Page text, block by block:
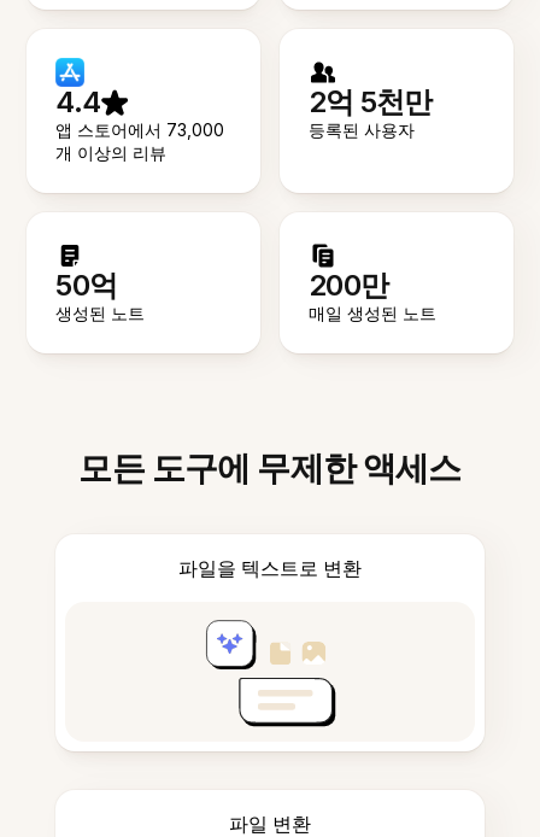
4.4
앱 스토어에서 73,000
개 이상의 리뷰
2억 5천만
등록된 사용자
50억
생성된 노트
200만
매일 생성된 노트
모든 도구에 무제한 액세스
파일을 텍스트로 변환
파일 변환